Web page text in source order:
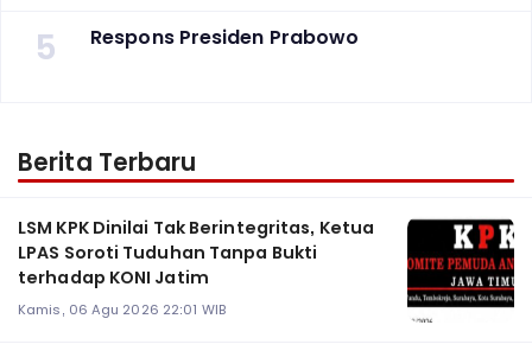
5 Respons Presiden Prabowo
Berita Terbaru
LSM KPK Dinilai Tak Berintegritas, Ketua
LPAS Soroti Tuduhan Tanpa Bukti
terhadap KONI Jatim
Kamis, 06 Agu 2026 22:01 WIB